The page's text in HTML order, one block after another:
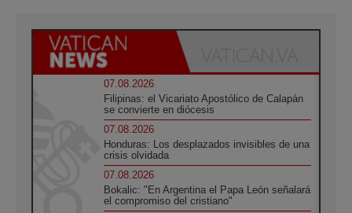
07.08.2026
Filipinas: el Vicariato Apostólico de Calapán
se convierte en diócesis
07.08.2026
Honduras: Los desplazados invisibles de una
crisis olvidada
07.08.2026
Bokalic: "En Argentina el Papa León señalará
el compromiso del cristiano"